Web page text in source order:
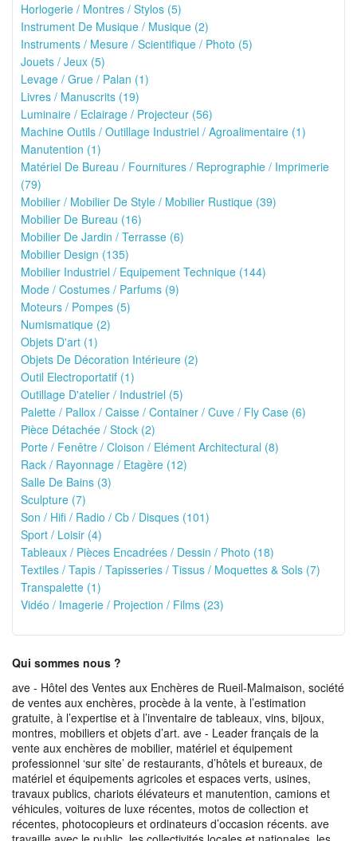
Horlogerie / Montres / Stylos (5)
Instrument De Musique / Musique (2)
Instruments / Mesure / Scientifique / Photo (5)
Jouets / Jeux (5)
Levage / Grue / Palan (1)
Livres / Manuscrits (19)
Luminaire / Eclairage / Projecteur (56)
Machine Outils / Outillage Industriel / Agroalimentaire (1)
Manutention (1)
Matériel De Bureau / Fournitures / Reprographie / Imprimerie
(79)
Mobilier / Mobilier De Style / Mobilier Rustique (39)
Mobilier De Bureau (16)
Mobilier De Jardin / Terrasse (6)
Mobilier Design (135)
Mobilier Industriel / Equipement Technique (144)
Mode / Costumes / Parfums (9)
Moteurs / Pompes (5)
Numismatique (2)
Objets D'art (1)
Objets De Décoration Intérieure (2)
Outil Electroportatif (1)
Outillage D'atelier / Industriel (5)
Palette / Pallox / Caisse / Container / Cuve / Fly Case (6)
Pièce Détachée / Stock (2)
Porte / Fenêtre / Cloison / Elément Architectural (8)
Rack / Rayonnage / Etagère (12)
Salle De Bains (3)
Sculpture (7)
Son / Hifi / Radio / Cb / Disques (101)
Sport / Loisir (4)
Tableaux / Pièces Encadrées / Dessin / Photo (18)
Textiles / Tapis / Tapisseries / Tissus / Moquettes & Sols (7)
Transpalette (1)
Vidéo / Imagerie / Projection / Films (23)
Qui sommes nous ?
ave - Hôtel des Ventes aux Enchères de Rueil-Malmaison, société
de ventes aux enchères, procède à la vente, à l’estimation
gratuite, à l’expertise et à l’inventaire de tableaux, vins, bijoux,
montres, mobiliers et objets d’art. ave - Leader français de la
vente aux enchères de mobilier, matériel et équipement
professionnel ‘sur site’ de restaurants, d’hôtels et bureaux, de
matériel et équipements agricoles et espaces verts, usines,
travaux publics, chariots élévateurs et manutention, camions et
véhicules, voitures de luxe récentes, motos de collection et
récentes, photocopieurs et ordinateurs d’occasion récents. ave